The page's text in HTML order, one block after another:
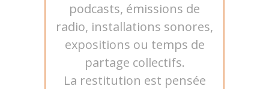
podcasts, émissions de
radio, installations sonores,
expositions ou temps de
partage collectifs.
La restitution est pensée